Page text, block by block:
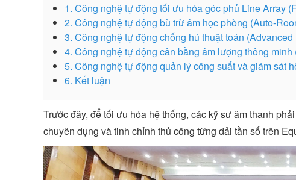
1. Công nghệ tự động tối ưu hóa góc phủ Line Array
2. Công nghệ tự động bù trừ âm học phòng (Auto-
3. Công nghệ tự động chống hú thuật toán
4. Công nghệ tự động cân bằng âm lượng thông minh
5. Công nghệ tự động quản lý công suất và giám sát
6. Kết luận
Trước đây, để tối ưu hóa hệ thống, các kỹ sư âm thanh
chuyên dụng và tinh chỉnh thủ công từng dải tần số trên